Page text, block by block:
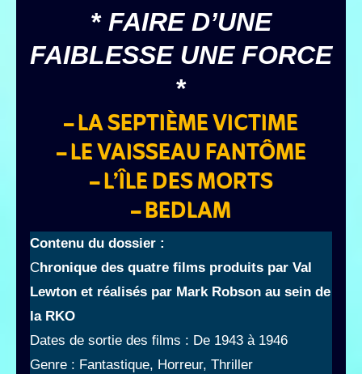
* FAIRE D’UNE
FAIBLESSE UNE FORCE
*
– LA SEPTIÈME VICTIME
– LE VAISSEAU FANTÔME
– L’ÎLE DES MORTS
– BEDLAM
Contenu du dossier :
Chronique des quatre films produits par Val
Lewton et réalisés par Mark Robson au sein de
la RKO
Dates de sortie des films : De 1943 à 1946
Genre : Fantastique, Horreur, Thriller